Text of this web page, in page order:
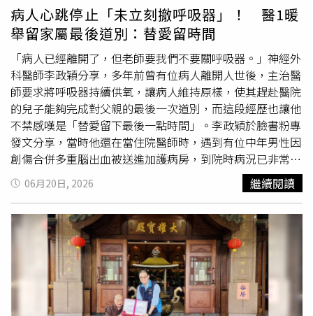
能照順序拍，我一會兒要很病，一會兒要幻想健康，一會兒
又要跟大家告別，一整天轉換五六種樣子，真的快Q掉（快
撐不下去）」。為了演活血癌患者，派翠克私下向一位正身
處抗癌過程的女性朋友請益，才驚覺病友到後期「擔心的已
經不是自己，是家人跟朋友」。他將這份感悟帶入戲中，與
黃采儀培養出如親姊弟般的默契，戲外派翠克也全程稱呼采
儀為「二姊」。黃采儀則大讚派翠克很有天份，雖然他曾擔
心哭不出來，但一站上場，對到姊姊的眼神就自然淚崩。黃
采儀、派翠克劇中是姊弟。（圖／大愛 ）派翠克透露，劇組
一開始對「綜藝藝人」來演戲其實充滿擔憂，後來慶功宴
時，攝影師拉著他說「其實我一開始看到是你，我實在是覺
得很可怕，最怕遇到綜藝人來玩票，但你真的讓我嚇到，很
專業」。這部戲也讓他對生命有了新的體悟，不但拍完戲想
去做全身健康檢查，更希望透過這個故事，幫助到有需要的
病人心跳停止「未立刻撤呼吸器」！ 醫1暖
舉留家屬最後道別：替愛留時間
「病人已經離開了，但老師要我們不要關呼吸器。」神經外
科醫師李政穎分享，多年前曾有位病人離開人世後，主治醫
師要求將呼吸器持續供氧，讓病人維持原樣，使其趕赴醫院
的兒子能夠完成對父親的最後一次道別，而這段經歷也讓他
不禁感嘆是「替愛留下最後一點時間」。李政穎於臉書粉專
發文分享，當時他還在當住院醫師時，遇到有位中年男性因
創傷合併多重腦出血被送進加護病房，到院時病況已非常嚴
重、預後極差，向其遠在國外工作的兒子解釋病情後，對方
決定尊重父親的意願，不接受手術治療，並簽署不施行心肺
復甦術同意書。李政穎提到，病人兒子約定抵達前30分鐘，
病人的血壓、心跳與血氧開始斷崖式下跌，心電圖也很快地
化成一條直線，主治醫師完成死亡判定，宣讀了死亡時間，
並輕聲向在場護理師、住院醫師告知「在家屬進來前，把警
報聲解除」、「生命監測器螢幕關掉」、「呼吸器先維持供
氧」。李政穎回憶，幾分鐘後病人兒子衝進病房，握著父親
的手說了很多話，包括道謝、道歉，還有來不及在平常說出
06月20日, 2026 繼續閱讀